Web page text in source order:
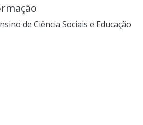
de Ciência Sociais e Educação